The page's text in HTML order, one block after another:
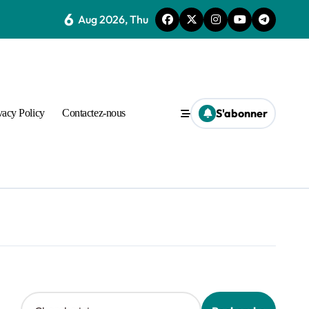
6 Aug 2026, Thu
Policy Contactez-nous S'abonner